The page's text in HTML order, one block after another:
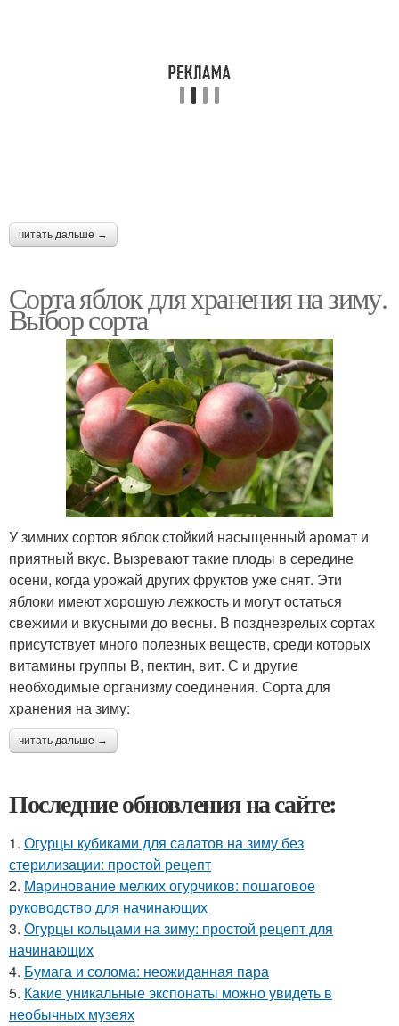
читать дальше →
Сорта яблок для хранения на зиму.
Выбор сорта
У зимних сортов яблок стойкий насыщенный аромат и
приятный вкус. Вызревают такие плоды в середине
осени, когда урожай других фруктов уже снят. Эти
яблоки имеют хорошую лежкость и могут остаться
свежими и вкусными до весны. В позднезрелых сортах
присутствует много полезных веществ, среди которых
витамины группы В, пектин, вит. С и другие
необходимые организму соединения. Сорта для
хранения на зиму:
читать дальше →
Последние обновления на сайте:
1. Огурцы кубиками для салатов на зиму без
стерилизации: простой рецепт
2. Маринование мелких огурчиков: пошаговое
руководство для начинающих
3. Огурцы кольцами на зиму: простой рецепт для
начинающих
4. Бумага и солома: неожиданная пара
5. Какие уникальные экспонаты можно увидеть в
необычных музеях